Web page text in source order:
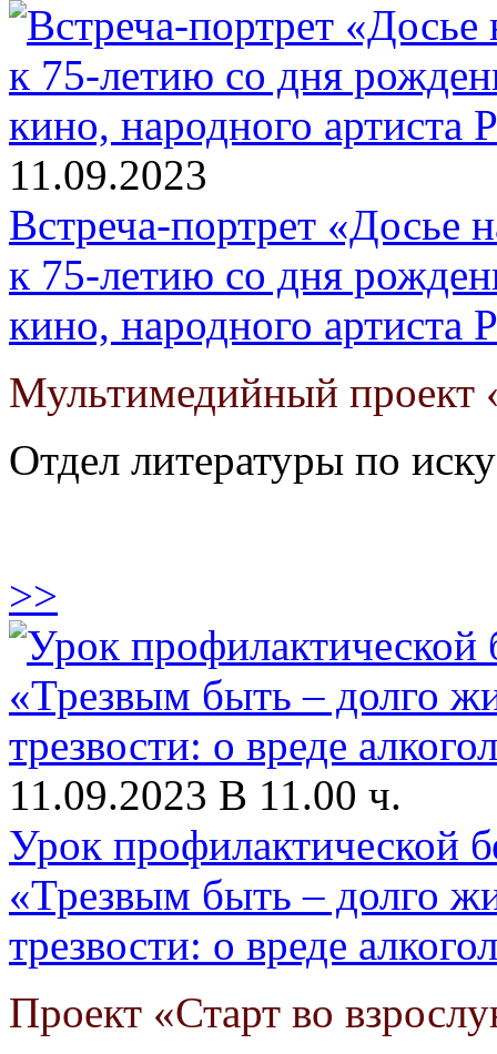
11.09.2023
Встреча-портрет «Досье
к 75-летию со дня
кино, народного
Мультимедийный проект
Отдел литературы по
>>
11.09.2023 В 11.00 ч.
Урок профилактической
«Трезвым быть – долго
трезвости: о вреде
Проект «Старт во